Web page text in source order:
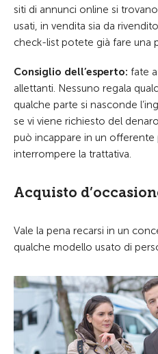
siti di annunci online si
usati, in vendita sia da
check-list potete già fare una
Consiglio dell’esperto: fate
allettanti. Nessuno regala
qualche parte si nasconde
se vi viene richiesto del
può incappare in un
interrompere la trattativa.
Acquisto
Vale la pena recarsi in un
qualche modello usato di